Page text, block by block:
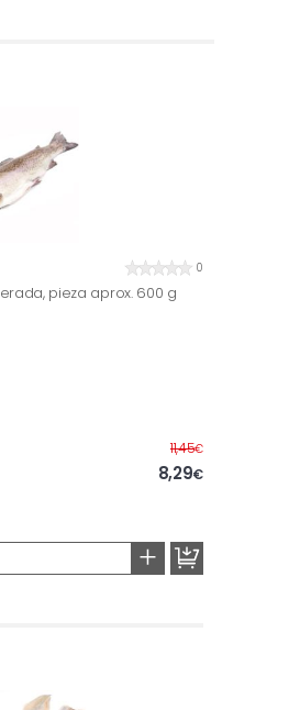
0
pieza aprox. 600 g
11,45€Antes
8,29€
+